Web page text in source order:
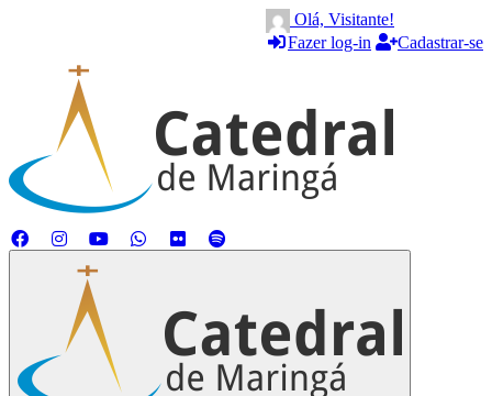
Olá, Visitante!
Fazer log-in
Cadastrar-se